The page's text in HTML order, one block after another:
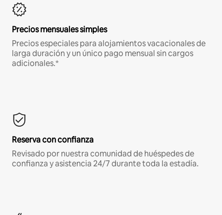
Precios mensuales simples
Precios especiales para alojamientos vacacionales de
larga duración y un único pago mensual sin cargos
adicionales.*
Reserva con confianza
Revisado por nuestra comunidad de huéspedes de
confianza y asistencia 24/7 durante toda la estadía.